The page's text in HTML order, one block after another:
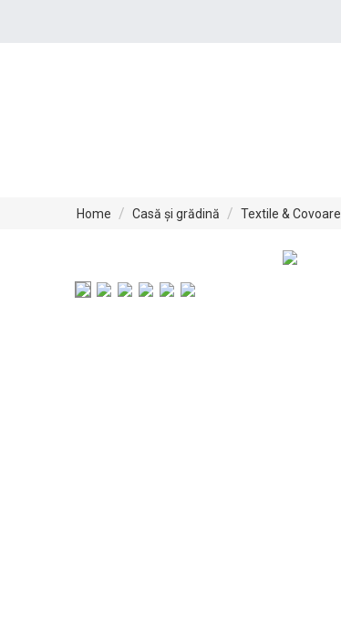
Home / Casă și grădină / Textile & Covoare